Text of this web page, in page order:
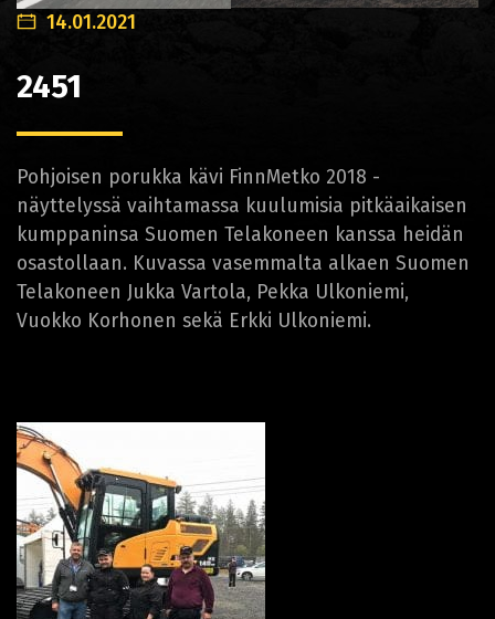
14.01.2021
2451
Pohjoisen porukka kävi FinnMetko 2018 -
näyttelyssä vaihtamassa kuulumisia pitkäaikaisen
kumppaninsa Suomen Telakoneen kanssa heidän
osastollaan. Kuvassa vasemmalta alkaen Suomen
Telakoneen Jukka Vartola, Pekka Ulkoniemi,
Vuokko Korhonen sekä Erkki Ulkoniemi.